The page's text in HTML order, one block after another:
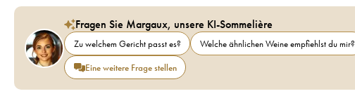
Fragen Sie Margaux, unsere KI-Sommelière
Zu welchem Gericht passt es? Welche ähnlichen Weine empfiehlst du mir?
Eine weitere Frage stellen